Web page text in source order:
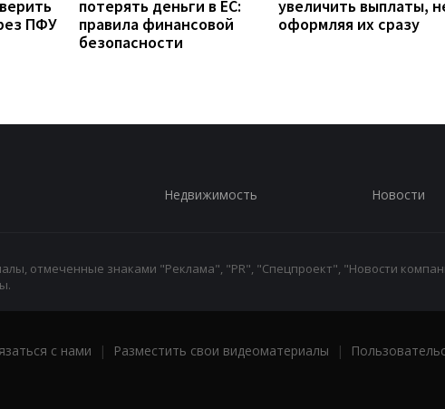
ПФУ
потерять деньги в ЕС:
правила финансовой
безопасности
увеличить выплаты,
оформляя их сразу
Недвижимость Новости
отмеченные знаками "Реклама", "PR", "Спецпроект", "Новости
с нами | Разместить свои видеоматериалы |